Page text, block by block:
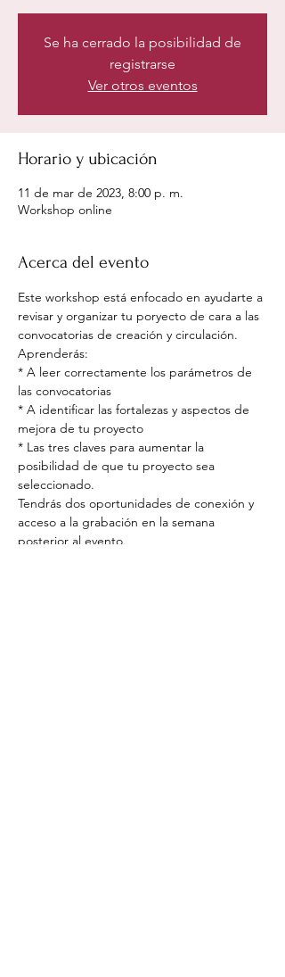
Se ha cerrado la posibilidad de
registrarse
Ver otros eventos
Horario y ubicación
11 de mar de 2023, 8:00 p. m.
Workshop online
Acerca del evento
Este workshop está enfocado en ayudarte a
revisar y organizar tu poryecto de cara a las
convocatorias de creación y circulación.
Aprenderás:
* A leer correctamente los parámetros de
las convocatorias
* A identificar las fortalezas y aspectos de
mejora de tu proyecto
* Las tres claves para aumentar la
posibilidad de que tu proyecto sea
seleccionado.
Tendrás dos oportunidades de conexión y
acceso a la grabación en la semana
posterior al evento.